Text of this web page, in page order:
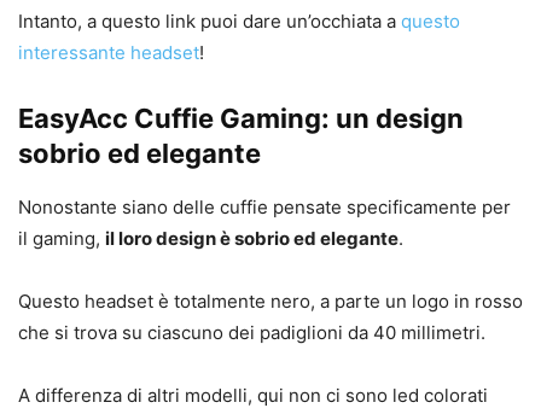
Intanto, a questo link puoi dare un’occhiata a questo
interessante headset!
EasyAcc Cuffie Gaming: un design
sobrio ed elegante
Nonostante siano delle cuffie pensate specificamente per
il gaming, il loro design è sobrio ed elegante.
Questo headset è totalmente nero, a parte un logo in rosso
che si trova su ciascuno dei padiglioni da 40 millimetri.
A differenza di altri modelli, qui non ci sono led colorati